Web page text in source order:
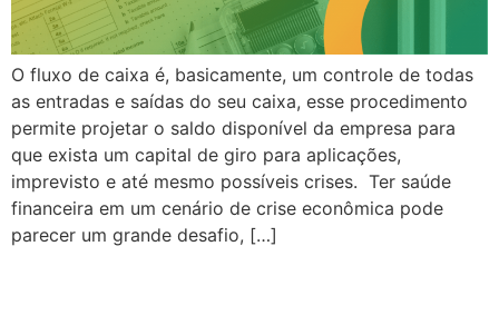
O fluxo de caixa é, basicamente, um controle de todas
as entradas e saídas do seu caixa, esse procedimento
permite projetar o saldo disponível da empresa para
que exista um capital de giro para aplicações,
imprevisto e até mesmo possíveis crises. Ter saúde
financeira em um cenário de crise econômica pode
parecer um grande desafio, […]